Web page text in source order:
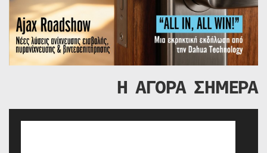
Η ΑΓΟΡΑ ΣΗΜΕΡΑ